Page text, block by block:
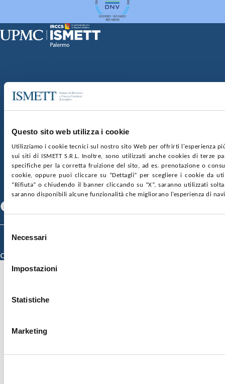
Questo sito web utilizza i cookie
Utilizziamo i cookie tecnici sul nostro sito Web per offrirti l'esperienza
sui siti di ISMETT S.R.L. Inoltre, sono utilizzati anche cookies di terze
specifiche per la corretta fruizione del sito, ad es. prenotazione o
cookie, oppure puoi cliccare su “Dettagli” per scegliere i cookie da
“Rifiuta” o chiudendo il banner cliccando su “X”, saranno utilizzati
saranno disponibili alcune funzionalità che migliorano l’esperienza di
Selezione
del
consenso
Necessari
Impostazioni
Statistiche
Marketing
Capitale sociale:
€2.000.000, interamente versato
GARE E CONTRATTIPRIVACYCOOKIE POLICY
SOSTIENICI MAPPA DEL SITO ACCESSIBILITÀ
CONTATTI
SEGUICI SU
© 2026 ISMETT (Istituto Mediterraneo per i Trapianti e Terapie ad Alta
Credits